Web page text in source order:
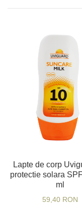
Lapte de corp
protectie solara
ml
59,40 RON